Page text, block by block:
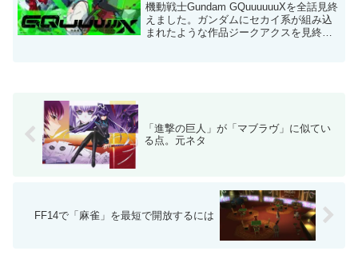
機動戦士Gundam GQuuuuuuXを全話見終
えました。ガンダムにセカイ系が組み込
まれたような作品ジークアクスを見終え
「進撃の巨人」が「マブラヴ」に似てい
る点。元ネタ
FF14で「麻雀」を最短で開放するには